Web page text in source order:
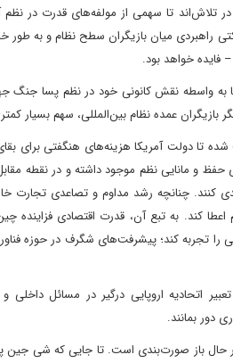
تلاش‌اند تا سهمی از مولفه‌های قدرت در
راهبردی میان بازیگران سطح نظام و به
فایده خواهد بود.
به واسطه نقش کانونی خود در نظم پسا جنگ
عمده نظام بین‌المللی، سهم بسیار
تا دولت آمریکا هزینه‌های هنگفتی برای
حفظ و مانایی نظم موجود داشته و در نقطه
کنند. چنانچه رشد مداوم و تصاعدی
کند. به تبع آن، قدرت اقتصادی فزاینده
تجربه کند؛ پیشرفت‌های شگرف در حوزه
اتحادیه اروپایی درگیر در مسائل داخلی
دور بمانند.
حال باز صورت‌بندی است. تا جایی که شی جین